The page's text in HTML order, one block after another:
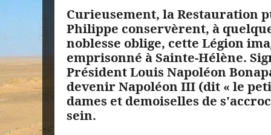
Curieusement, la Restauration
Philippe conservèrent, à
noblesse oblige, cette Légion
emprisonné à Sainte-Hélène.
Président Louis Napoléon
devenir Napoléon III (dit « le
dames et demoiselles de
sein.